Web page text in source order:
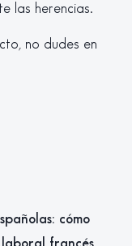
las herencias.
no dudes en
cómo
francés